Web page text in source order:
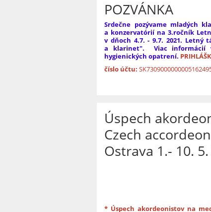
POZVÁNKA
Srdečne pozývame mladých
a konzervatórií na 3.ročník
v dňoch 4.7. - 9.7. 2021.
a klarinet". Viac informácií
hygienických opatrení.
číslo účtu:
Úspech
Czech
Ostrava 1.- 10.
* Úspech akordeonistov na